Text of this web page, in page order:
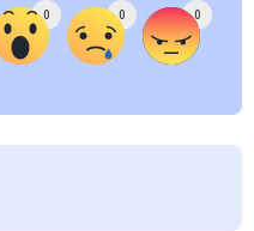
0 0 0